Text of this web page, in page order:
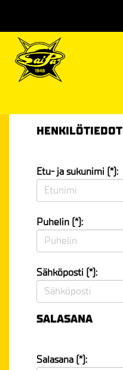
HENKILÖTIEDOT
Etu- ja sukunimi (*):
Puhelin (*):
Sähköposti (*):
SALASANA
Salasana (*):